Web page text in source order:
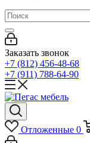
Заказать звонок
+7 (812) 456-48-68
+7 (911) 788-64-90
Отложенные 0